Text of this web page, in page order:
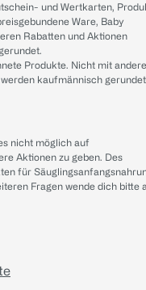
und Wertkarten,
Ware, Baby
Rabatten und Aktionen
Produkte. Nicht mit
kaufmännisch
nicht möglich auf
Aktionen zu geben. Des
für
Fragen wende dich bitte